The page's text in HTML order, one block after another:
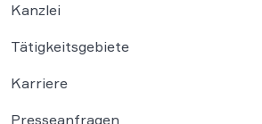
Kanzlei
Tätigkeitsgebiete
Karriere
Presseanfragen